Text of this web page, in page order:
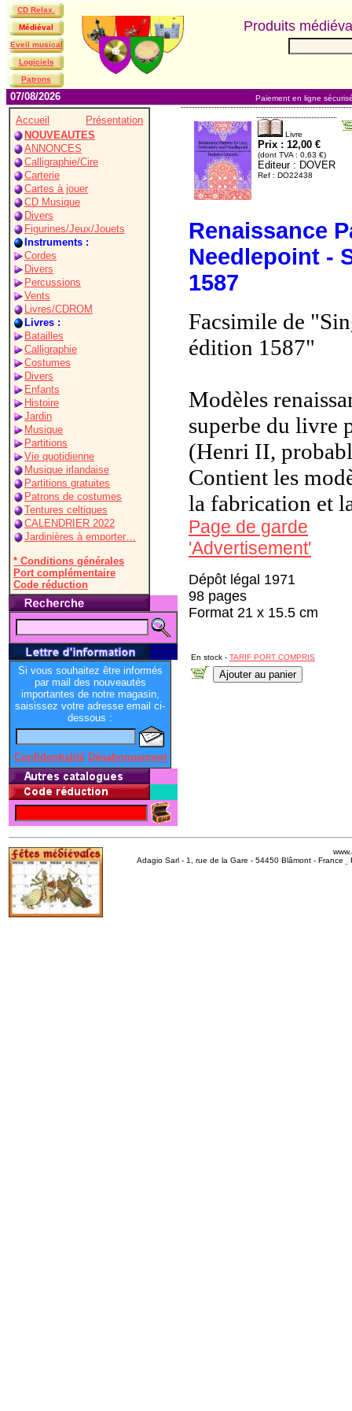
CD Relax.
Médiéval
Eveil musical
Logiciels
Patrons
Produits
07/08/2026 Paiement en ligne
Accueil
Présentation
NOUVEAUTES
ANNONCES
Calligraphie/Cire
Carterie
Cartes à jouer
CD Musique
Divers
Figurines/Jeux/Jouets
Instruments :
Cordes
Divers
Percussions
Vents
Livres/CDROM
Livres :
Batailles
Calligraphie
Costumes
Divers
Enfants
Histoire
Jardin
Musique
Partitions
Vie quotidienne
Musique irlandaise
Partitions gratuites
Patrons de costumes
Tentures celtiques
CALENDRIER 2022
Jardinières à emporter…
* Conditions générales
Port complémentaire
Code réduction
Si vous souhaitez être informés
par mail des nouveautés
importantes de notre magasin,
saisissez votre adresse email ci-
dessous :
Confidentialité Désabonnement
Livre
Prix : 12,00 €
(dont TVA : 0,63 €)
Editeur : DOVER
Ref : DO22438
Renaissance
Needlepoint -
1587
Facsimile de
édition 1587"
Modèles
superbe du livre
(Henri II,
Contient les
la fabrication et
Page de garde
'Advertisement'
Dépôt légal 1971
98 pages
Format 21 x 15.5 cm
En stock - TARIF PORT COMPRIS
Adagio Sarl - 1, rue de la Gare - 54450 Blâmont - France